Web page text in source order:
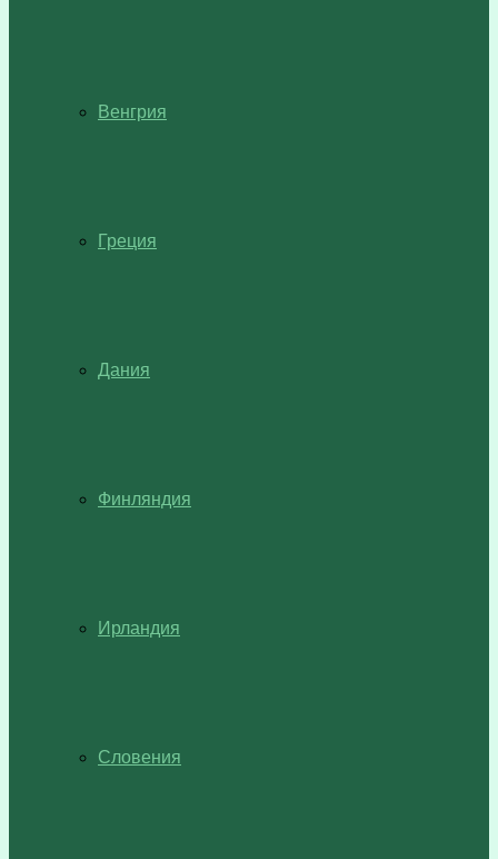
Венгрия
Греция
Дания
Финляндия
Ирландия
Словения